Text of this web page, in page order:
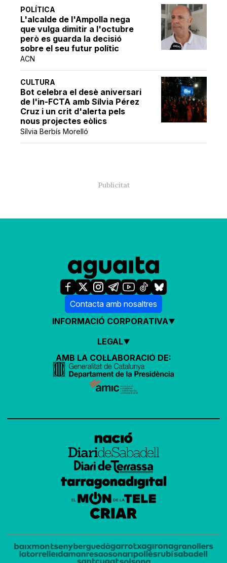
POLÍTICA
L'alcalde de l'Ampolla nega
que vulga dimitir a l'octubre
però es guarda la decisió
sobre el seu futur polític
ACN
CULTURA
Bot celebra el desè aniversari
de l'in-FCTA amb Sílvia Pérez
Cruz i un crit d'alerta pels
nous projectes eòlics
Sílvia Berbís Morelló
Contacta amb nosaltres
INFORMACIÓ CORPORATIVA
LEGAL
AMB LA COL·LABORACIÓ DE: